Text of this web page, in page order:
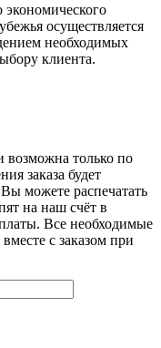
экономического
осуществляется
необходимых
клиента.
возможна только по
заказа будет
можете распечатать
на наш счёт в
Все необходимые
с заказом при